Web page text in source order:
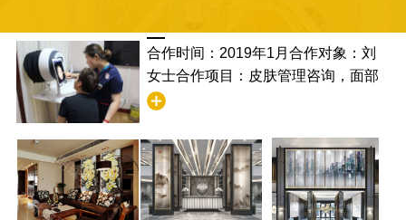
合作时间：2019年1月合作对象：刘
女士合作项目：皮肤管理咨询，面部
清洁合作满意度：非常满意，并且学